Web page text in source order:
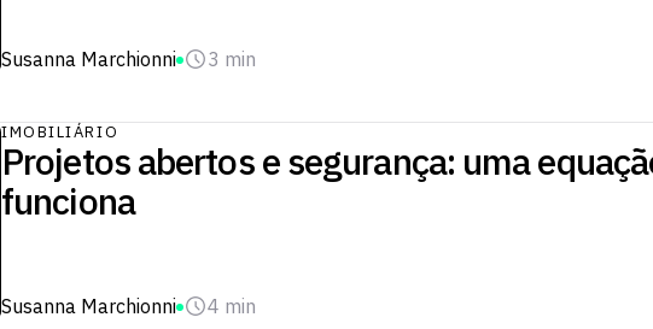
Susanna Marchionni 3 min
IMOBILIÁRIO
Projetos abertos e segurança: uma
funciona
Susanna Marchionni 4 min